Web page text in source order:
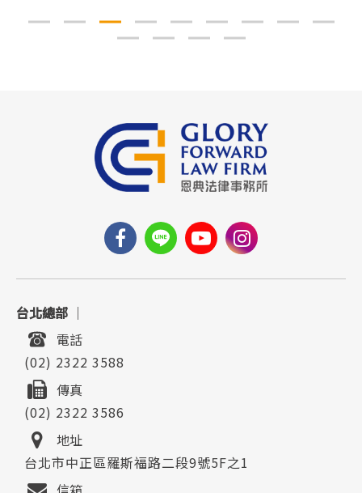
台北總部 ｜
地址
台北市中正區羅斯福路二段9號5F之1
電話
(02) 2322 3588
傳真
(02) 2322 3586